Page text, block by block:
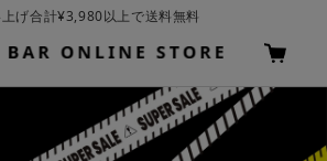
げ合計¥3,980以上で送料無料